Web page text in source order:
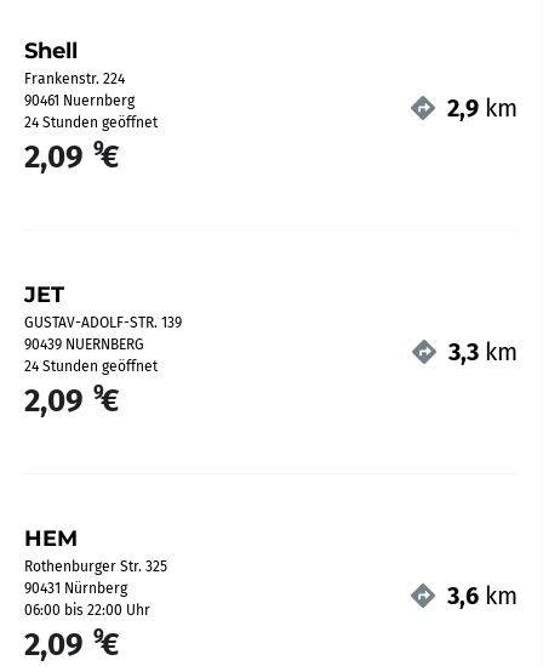
Shell
Frankenstr. 224
90461 Nuernberg
24 Stunden geöffnet
2,09 9€
2,9 km
JET
GUSTAV-ADOLF-STR. 139
90439 NUERNBERG
24 Stunden geöffnet
2,09 9€
3,3 km
HEM
Rothenburger Str. 325
90431 Nürnberg
06:00 bis 22:00 Uhr
2,09 9€
3,6 km